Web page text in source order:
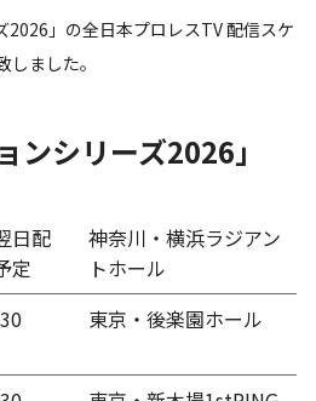
2026」の全日本プロレスTV 配信スケ
ました。
ンシリーズ2026」
日配
定
神奈川・横浜ラジアン
トホール
東京・後楽園ホール